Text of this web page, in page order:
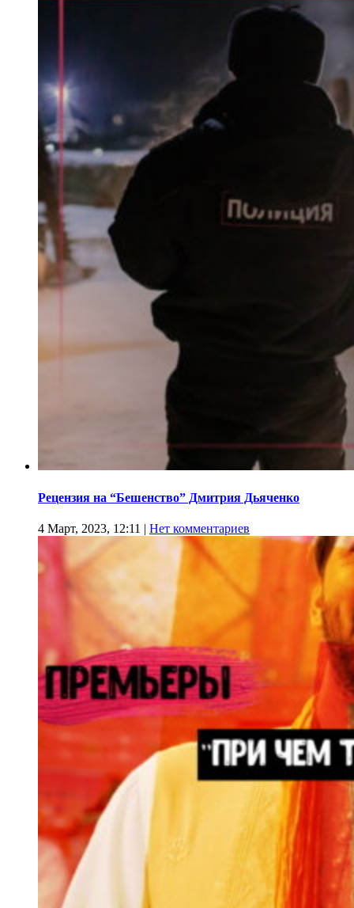
Рецензия на “Бешенство” Дмитрия Дьяченко
4 Март, 2023, 12:11 | Нет комментариев